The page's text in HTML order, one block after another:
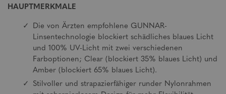
HAUPTMERKMALE
Die von Ärzten empfohlene GUNNAR-
Linsentechnologie blockiert schädliches blaues Licht
und 100% UV-Licht mit zwei verschiedenen
Farboptionen; Clear (blockiert 35% blaues Licht) und
Amber (blockiert 65% blaues Licht).
Stilvoller und strapazierfähiger runder Nylonrahmen